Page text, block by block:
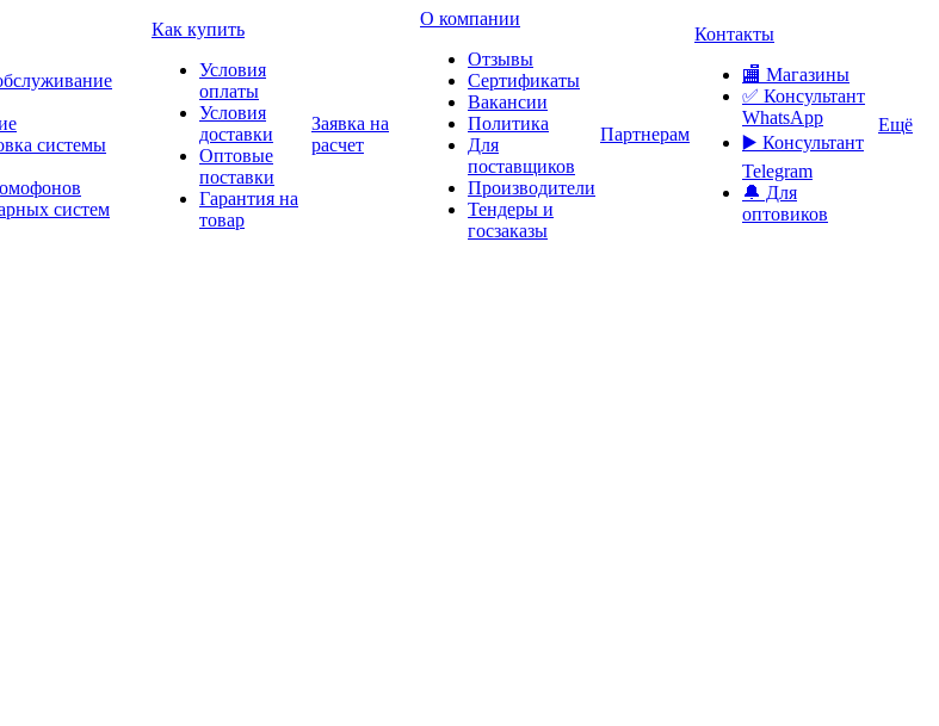
системы
систем
Как купить
Условия
оплаты
Условия
доставки
Оптовые
поставки
Гарантия на
товар
Заявка на
расчет
О компании
Отзывы
Сертификаты
Вакансии
Политика
Для
поставщиков
Производители
Тендеры и
госзаказы
Партнерам
Контакты
🏬 Магазины
✅️ Консультант
WhatsApp
▶️ Консультант
Telegram
🔔 Для
оптовиков
Ещё